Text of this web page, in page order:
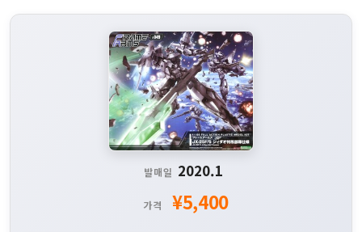
발매일 2020.1
가격 ¥5,400